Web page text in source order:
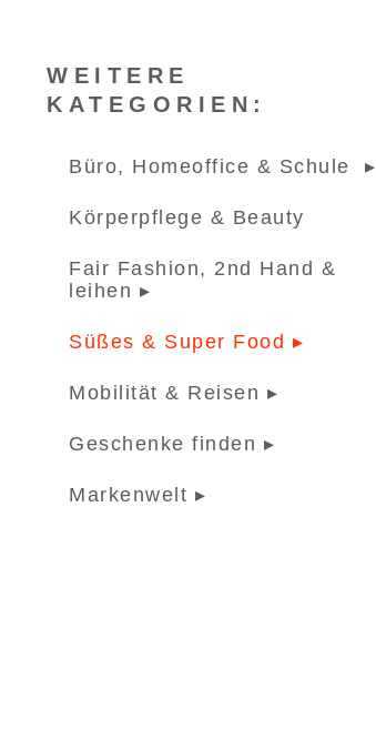
WEITERE
KATEGORIEN:
Büro, Homeoffice & Schule ▸
Körperpflege & Beauty
Fair Fashion, 2nd Hand &
leihen ▸
Süßes & Super Food ▸
Mobilität & Reisen ▸
Geschenke finden ▸
Markenwelt ▸